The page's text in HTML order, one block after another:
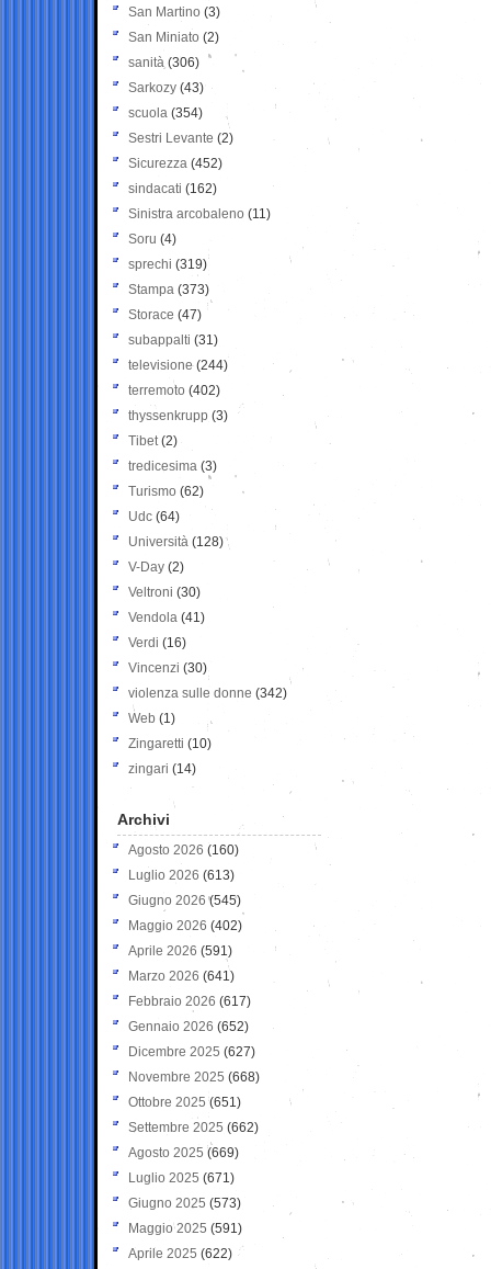
San Martino (3)
San Miniato (2)
sanità (306)
Sarkozy (43)
scuola (354)
Sestri Levante (2)
Sicurezza (452)
sindacati (162)
Sinistra arcobaleno (11)
Soru (4)
sprechi (319)
Stampa (373)
Storace (47)
subappalti (31)
televisione(244)
terremoto (402)
thyssenkrupp (3)
Tibet(2)
tredicesima (3)
Turismo (62)
Udc (64)
Università (128)
V-Day (2)
Veltroni (30)
Vendola (41)
Verdi (16)
Vincenzi (30)
violenza sulle donne (342)
Web (1)
Zingaretti (10)
zingari (14)
Archivi
Agosto 2026 (160)
Luglio 2026 (613)
Giugno 2026 (545)
Maggio 2026 (402)
Aprile 2026 (591)
Marzo 2026 (641)
Febbraio 2026 (617)
Gennaio 2026 (652)
Dicembre 2025 (627)
Novembre 2025 (668)
Ottobre 2025 (651)
Settembre 2025 (662)
Agosto 2025 (669)
Luglio 2025 (671)
Giugno 2025 (573)
Maggio 2025 (591)
Aprile 2025 (622)